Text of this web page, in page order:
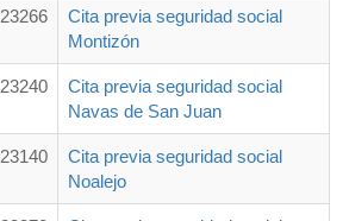
23266
Cita previa seguridad social
Montizón
23240
Cita previa seguridad social
Navas de San Juan
23140
Cita previa seguridad social
Noalejo